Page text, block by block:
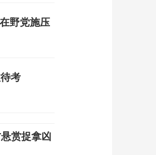
野党施压
考
赏捉拿凶